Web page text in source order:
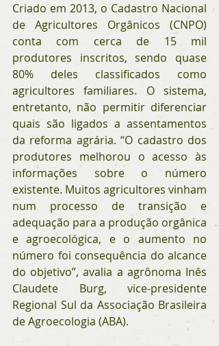
Criado em 2013, o Cadastro Nacional
de Agricultores Orgânicos (CNPO)
conta com cerca de 15 mil
produtores inscritos, sendo quase
80% deles classificados como
agricultores familiares. O sistema,
entretanto, não permitir diferenciar
quais são ligados a assentamentos
da reforma agrária. “O cadastro dos
produtores melhorou o acesso às
informações sobre o número
existente. Muitos agricultores vinham
num processo de transição e
adequação para a produção orgânica
e agroecológica, e o aumento no
número foi consequência do alcance
do objetivo”, avalia a agrônoma Inês
Claudete Burg, vice-presidente
Regional Sul da Associação Brasileira
de Agroecologia (ABA).